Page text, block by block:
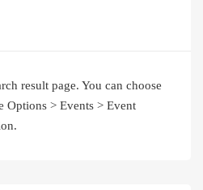
result page. You can choose
Options > Events > Event